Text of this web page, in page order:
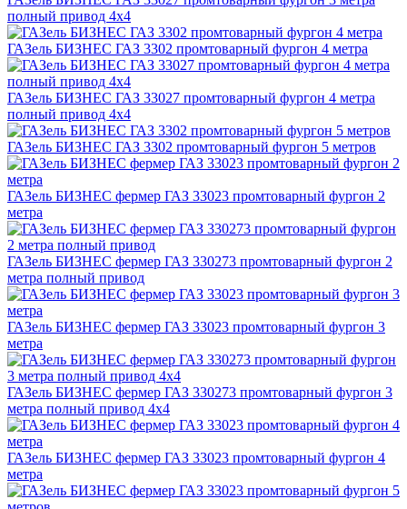
полный привод 4х4
ГАЗель БИЗНЕС ГАЗ 3302 промтоварный фургон 4 метра
ГАЗель БИЗНЕС ГАЗ 33027 промтоварный фургон 4 метра
полный привод 4х4
ГАЗель БИЗНЕС ГАЗ 3302 промтоварный фургон 5 метров
ГАЗель БИЗНЕС фермер ГАЗ 33023 промтоварный фургон 2
метра
ГАЗель БИЗНЕС фермер ГАЗ 330273 промтоварный фургон 2
метра полный привод
ГАЗель БИЗНЕС фермер ГАЗ 33023 промтоварный фургон 3
метра
ГАЗель БИЗНЕС фермер ГАЗ 330273 промтоварный фургон 3
метра полный привод 4х4
ГАЗель БИЗНЕС фермер ГАЗ 33023 промтоварный фургон 4
метра